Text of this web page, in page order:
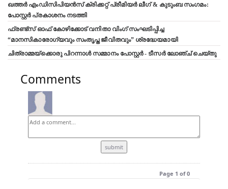
ഖത്തർ എംഡിസിപിയൻസ് ക്രിക്കറ്റ് പ്രീമിയർ ലീഗ് & കുടുംബ സംഗമം:
പോസ്റ്റർ പ്രകാശനം നടത്തി
ഫ്രണ്ട്സ് ഓഫ് കോഴിക്കോട് വനിതാ വിംഗ് സംഘടിപ്പിച്ച
“മാനസികാരോഗ്യവും സംതൃപ്ത ജീവിതവും” ശ്രദ്ധേയമായി
ചിത്രാമ്മയ്ക്കൊരു പിറന്നാൾ സമ്മാനം പോസ്റ്റർ - ടീസർ ലോഞ്ച് ചെയ്തു
Comments
Page 1 of 0